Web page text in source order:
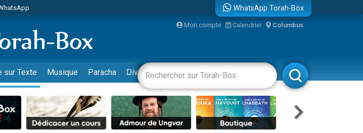
Événements Torah-Box
Tsédaka : pauvres d'Israel
Diane, 80 ans, dans un appartement insalubre
sur Zoom
WhatsApp Torah-Box
Mon compte Calendrier Columbus
sur Texte Musique Paracha Divertissements Livres Rabbanim